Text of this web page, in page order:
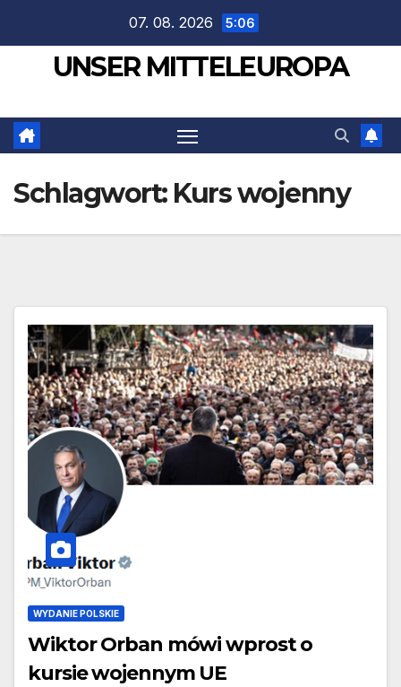
springen
07. 08. 2026 5:06
UNSER MITTELEUROPA
Schlagwort: Kurs wojenny
WYDANIE POLSKIE
Wiktor Orban mówi wprost o
kursie wojennym UE